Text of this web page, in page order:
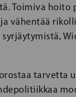
Toimiva hoito
vähentää
tarvetta